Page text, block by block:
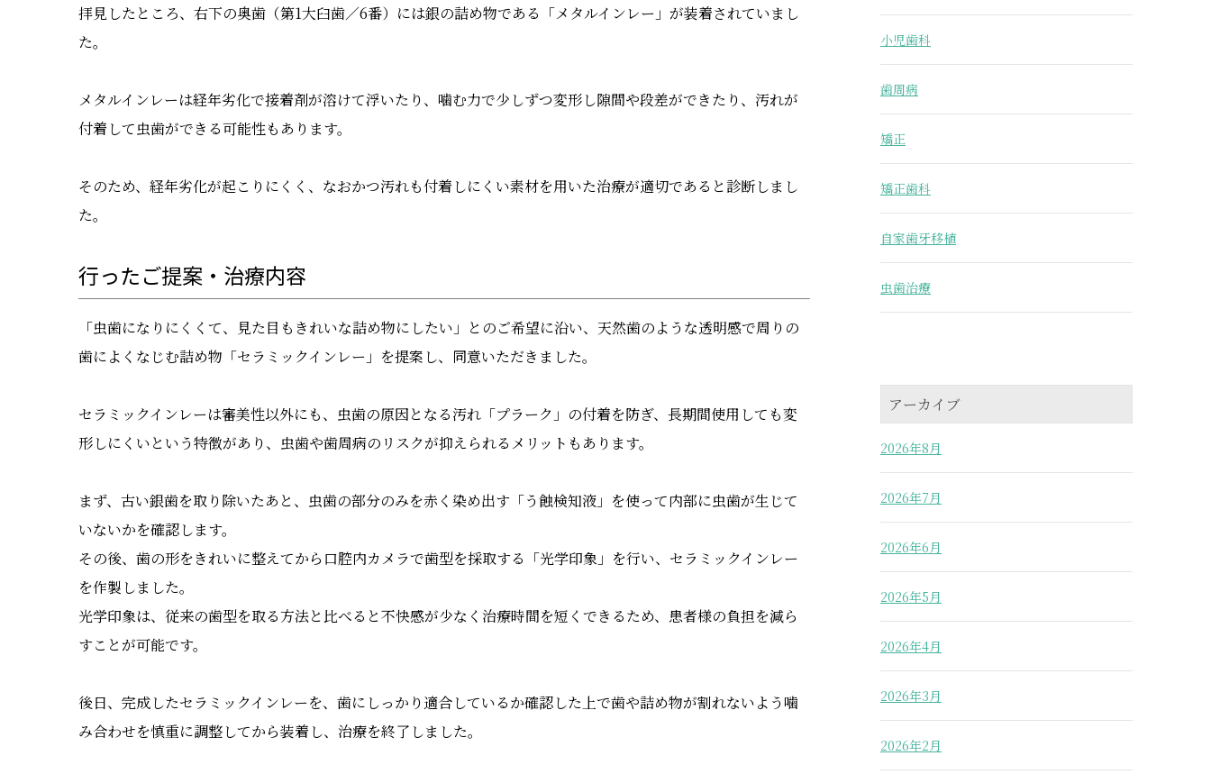
拝見したところ、右下の奥歯（第1大臼歯／6番）には銀の詰め物である「メタルインレー」が装着されていまし
た。
メタルインレーは経年劣化で接着剤が溶けて浮いたり、噛む力で少しずつ変形し隙間や段差ができたり、汚れが
付着して虫歯ができる可能性もあります。
そのため、経年劣化が起こりにくく、なおかつ汚れも付着しにくい素材を用いた治療が適切であると診断しまし
た。
行ったご提案・治療内容
「虫歯になりにくくて、見た目もきれいな詰め物にしたい」とのご希望に沿い、天然歯のような透明感で周りの
歯によくなじむ詰め物「セラミックインレー」を提案し、同意いただきました。
セラミックインレーは審美性以外にも、虫歯の原因となる汚れ「プラーク」の付着を防ぎ、長期間使用しても変
形しにくいという特徴があり、虫歯や歯周病のリスクが抑えられるメリットもあります。
まず、古い銀歯を取り除いたあと、虫歯の部分のみを赤く染め出す「う蝕検知液」を使って内部に虫歯が生じて
いないかを確認します。
その後、歯の形をきれいに整えてから口腔内カメラで歯型を採取する「光学印象」を行い、セラミックインレー
を作製しました。
光学印象は、従来の歯型を取る方法と比べると不快感が少なく治療時間を短くできるため、患者様の負担を減ら
すことが可能です。
後日、完成したセラミックインレーを、歯にしっかり適合しているか確認した上で歯や詰め物が割れないよう噛
み合わせを慎重に調整してから装着し、治療を終了しました。
小児歯科
歯周病
矯正
矯正歯科
自家歯牙移植
虫歯治療
アーカイブ
2026年8月
2026年7月
2026年6月
2026年5月
2026年4月
2026年3月
2026年2月